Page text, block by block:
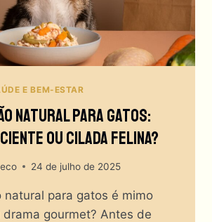
E BEM-ESTAR
Natural Para Gatos:
Ou Cilada Felina?
24 de julho de 2025
natural para gatos é mimo
drama gourmet? Antes de